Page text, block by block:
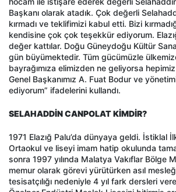
Başkanı olarak atadık. Çok değerli
kırmadı ve teklifimizi kabul etti. Bizi
kendisine çok çok teşekkür ediyorum.
değer kattılar. Doğu Güneydoğu Kültür
gün büyümektedir. Tüm gücümüzle
bayrağımıza elimizden ne geliyorsa
Genel Başkanımız A. Fuat Bodur ve
ediyorum” ifadelerini kullandı.
SELAHADDİN CANPOLAT KİMDİR?
1971 Elazığ Palu’da dünyaya geldi. İstiklal
Ortaokul ve liseyi imam hatip okulunda
sonra 1997 yılında Malatya Vakıflar Bölge
memur olarak görevi yürütürken asıl
tesisatçılığı nedeniyle 4 yıl fark dersleri